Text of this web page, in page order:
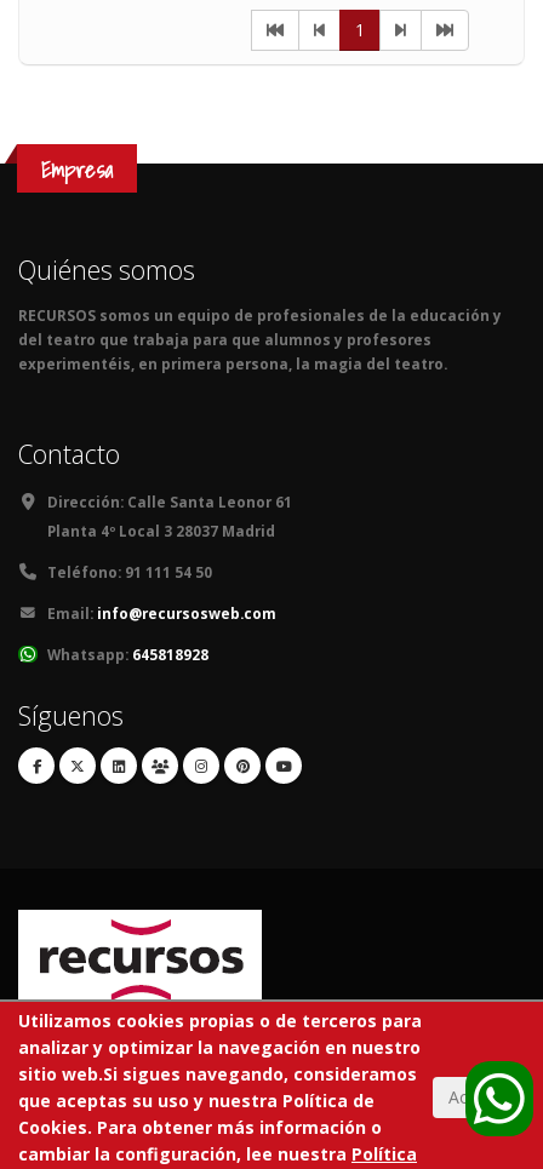
1
Empresa
Quiénes somos
RECURSOS somos un equipo de profesionales de la educación y
del teatro que trabaja para que alumnos y profesores
experimentéis, en primera persona, la magia del teatro.
Contacto
Dirección: Calle Santa Leonor 61
Planta 4º Local 3 28037 Madrid
Teléfono: 91 111 54 50
Email: info@recursosweb.com
Whatsapp: 645818928
Síguenos
© 2026 RECURSOS EDUCATIVOS S.L.
Todos los derechos reservados.
En tu centro Tarifas Trabaja con nosotros
Aviso legal
Utilizamos cookies propias o de terceros para
analizar y optimizar la navegación en nuestro
sitio web.Si sigues navegando, consideramos
que aceptas su uso y nuestra Política de
Cookies. Para obtener más información o
cambiar la configuración, lee nuestra Política
Aceptar